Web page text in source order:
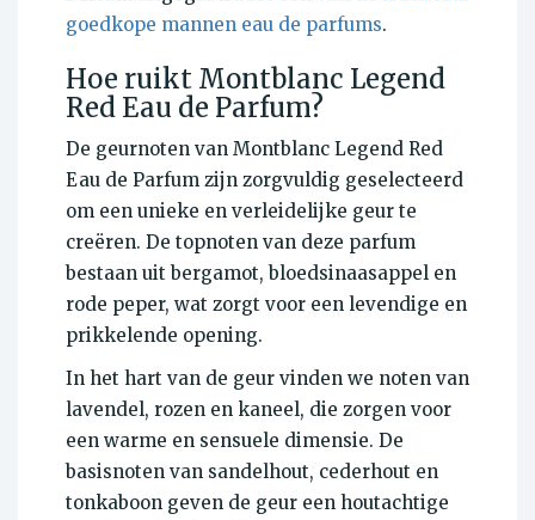
goedkope mannen eau de parfums.
Hoe ruikt Montblanc Legend
Red Eau de Parfum?
De geurnoten van Montblanc Legend Red
Eau de Parfum zijn zorgvuldig geselecteerd
om een unieke en verleidelijke geur te
creëren. De topnoten van deze parfum
bestaan uit bergamot, bloedsinaasappel en
rode peper, wat zorgt voor een levendige en
prikkelende opening.
In het hart van de geur vinden we noten van
lavendel, rozen en kaneel, die zorgen voor
een warme en sensuele dimensie. De
basisnoten van sandelhout, cederhout en
tonkaboon geven de geur een houtachtige